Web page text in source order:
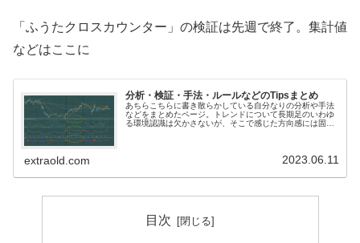
「ふうたクロスカウンター」の検証は先週で終了。集計値
などはここに
分析・検証・手法・ルールなどのTipsまとめ
あちらこちらに書き散らかしている自分なりの分析や手法
などをまとめたページ。トレンドについて長期足のいわゆ
る環境認識は欠かさないが、そこで感じた方向感には固執
extraold.com 2023.06.11
目次